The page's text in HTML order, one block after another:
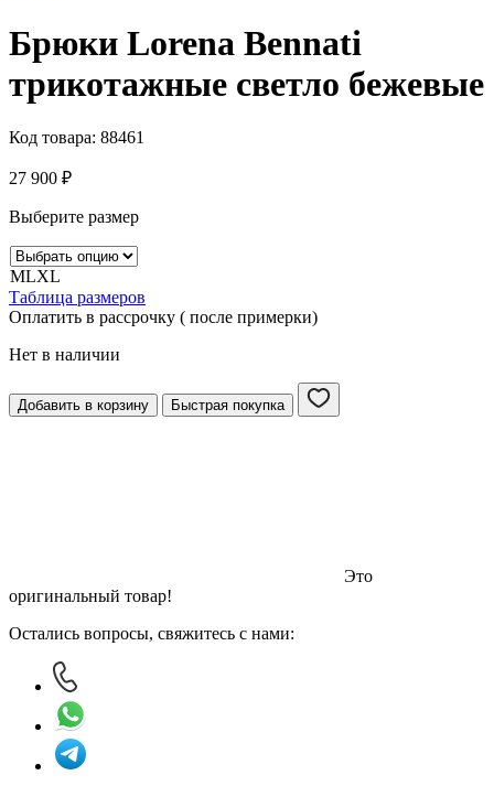
Брюки Lorena Bennati
трикотажные светло бежевые
Код товара: 88461
27 900 ₽
Выберите размер
MLXL
Таблица размеров
Оплатить в рассрочку ( после примерки)
Нет в наличии
Добавить в корзину Быстрая покупка
Это
оригинальный товар!
Остались вопросы, свяжитесь с нами: